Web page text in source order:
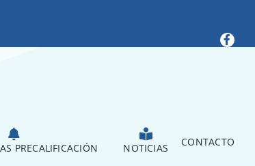
PRECALIFICACIÓN NOTICIAS CONTACTO